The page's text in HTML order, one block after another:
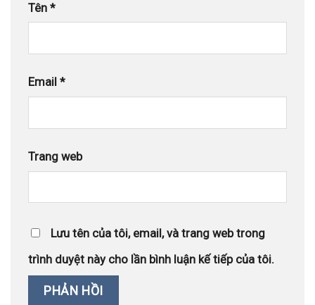
Tên *
Email *
Trang web
Lưu tên của tôi, email, và trang web trong
trình duyệt này cho lần bình luận kế tiếp của tôi.